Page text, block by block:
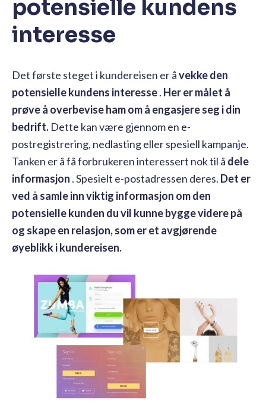
potensielle kundens
interesse
Det første steget i kundereisen er åvekke den
potensielle kundens interesse. Her er målet å
prøve å overbevise ham om å engasjere seg i din
bedrift. Dette kan være gjennom en e-
postregistrering, nedlasting eller spesiell kampanje.
Tanken er å få forbrukeren interessert nok til å dele
informasjon . Spesielt e-postadressen deres. Det er
ved å samle inn viktig informasjon om den
potensielle kunden du vil kunne bygge videre på
og skape en relasjon, som er et avgjørende
øyeblikk i kundereisen.